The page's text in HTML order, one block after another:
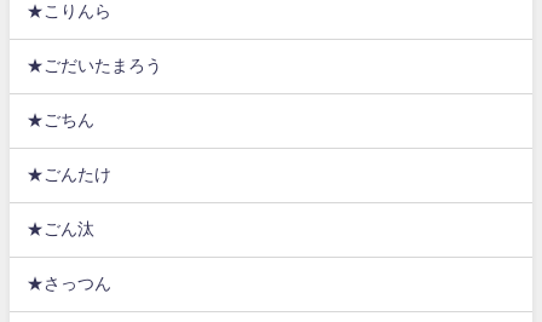
★こりんら
★ごだいたまろう
★ごちん
★ごんたけ
★ごん汰
★さっつん